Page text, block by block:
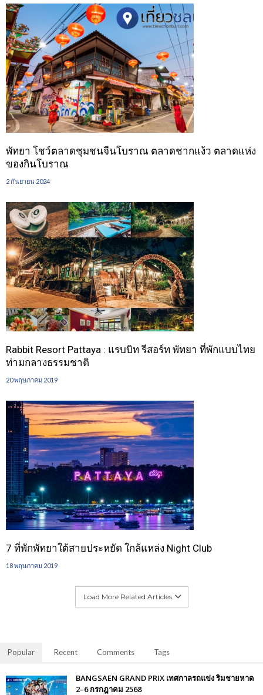
พัทยา โชว์ตลาดชุมชนจีนโบราณ ตลาดชากแง้ว ตลาดแห่ง
ของกินโบราณ
2 กันยายน 2024
Rabbit Resort Pattaya : แรบบิท รีสอร์ท พัทยา ที่พักแบบไทย
ท่ามกลางธรรมชาติ
20 พฤษภาคม 2019
7 ที่พักพัทยาใต้สายประหยัด ใกล้แหล่ง Night Club
18 พฤษภาคม 2019
Load More Related Articles
Popular Recent Comments Tags
BANGSAEN GRAND PRIX เทศกาลรถแข่ง ริมชายหาด
2–6 กรกฎาคม 2568